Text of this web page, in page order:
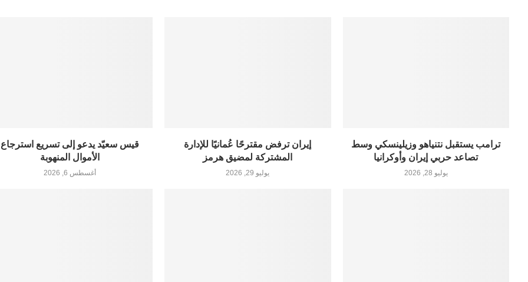
قيس سعيّد يدعو إلى تسريع استرجاع
الأموال المنهوبة
أغسطس 6, 2026
إيران ترفض مقترحًا عُمانيًا للإدارة
المشتركة لمضيق هرمز
يوليو 29, 2026
ترامب يستقبل نتنياهو وزيلينسكي وسط
تصاعد حربي إيران وأوكرانيا
يوليو 28, 2026